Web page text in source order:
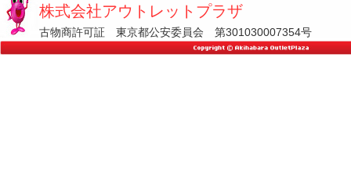
株式会社アウトレットプラザ
古物商許可証 東京都公安委員会 第301030007354号